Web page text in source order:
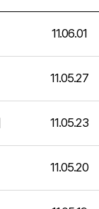
11.06.01
11.05.27
11.05.23
11.05.20